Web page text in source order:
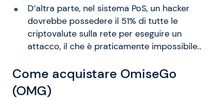
D’altra parte, nel sistema PoS, un hacker
dovrebbe possedere il 51% di tutte le
criptovalute sulla rete per eseguire un
attacco, il che è praticamente impossibile..
Come acquistare OmiseGo
(OMG)